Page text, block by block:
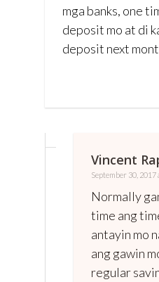
mga banks, one
deposit mo at di
deposit next
Vincent
September 30, 2017
Normally
time ang
antayin mo
ang gawin
regular